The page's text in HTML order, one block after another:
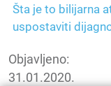
Šta je to bilijarna
uspostaviti
Objavljeno:
31.01.2020.